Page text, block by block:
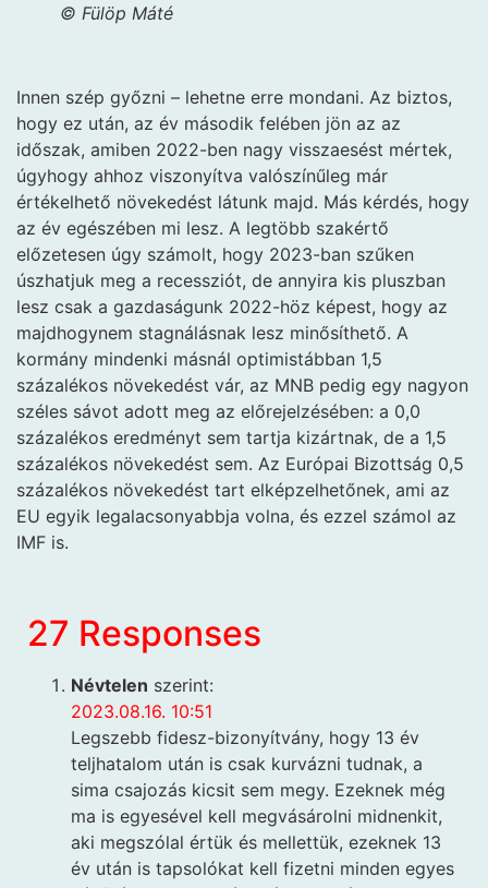
© Fülöp Máté
Innen szép győzni – lehetne erre mondani. Az biztos,
hogy ez után, az év második felében jön az az
időszak, amiben 2022-ben nagy visszaesést mértek,
úgyhogy ahhoz viszonyítva valószínűleg már
értékelhető növekedést látunk majd. Más kérdés, hogy
az év egészében mi lesz. A legtöbb szakértő
előzetesen úgy számolt, hogy 2023-ban szűken
úszhatjuk meg a recessziót, de annyira kis pluszban
lesz csak a gazdaságunk 2022-höz képest, hogy az
majdhogynem stagnálásnak lesz minősíthető. A
kormány mindenki másnál optimistábban 1,5
százalékos növekedést vár, az MNB pedig egy nagyon
széles sávot adott meg az előrejelzésében: a 0,0
százalékos eredményt sem tartja kizártnak, de a 1,5
százalékos növekedést sem. Az Európai Bizottság 0,5
százalékos növekedést tart elképzelhetőnek, ami az
EU egyik legalacsonyabbja volna, és ezzel számol az
IMF is.
27 Responses
Névtelen szerint:
2023.08.16. 10:51
Legszebb fidesz-bizonyítvány, hogy 13 év
teljhatalom után is csak kurvázni tudnak, a
sima csajozás kicsit sem megy. Ezeknek még
ma is egyesével kell megvásárolni midnenkit,
aki megszólal értük és mellettük, ezeknek 13
év után is tapsolókat kell fizetni minden egyes